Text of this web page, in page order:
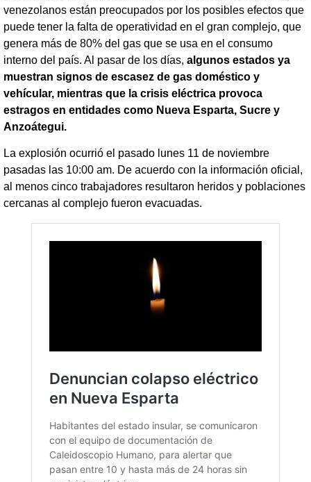
venezolanos están preocupados por los posibles efectos que
puede tener la falta de operatividad en el gran complejo, que
genera más de 80% del gas que se usa en el consumo
interno del país. Al pasar de los días, algunos estados ya
muestran signos de escasez de gas doméstico y
vehícular, mientras que la crisis eléctrica provoca
estragos en entidades como Nueva Esparta, Sucre y
Anzoátegui.
La explosión ocurrió el pasado lunes 11 de noviembre
pasadas las 10:00 am. De acuerdo con la información oficial,
al menos cinco trabajadores resultaron heridos y poblaciones
cercanas al complejo fueron evacuadas.